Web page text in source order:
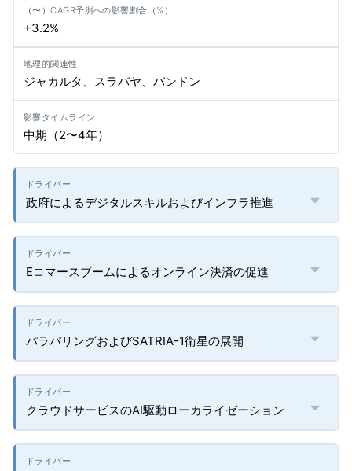
+3.2%
ジャカルタ、スラバヤ、バンドン
中期（2〜4年）
政府によるデジタルスキルおよびインフラ推進
Eコマースブームによるオンライン決済の促進
パラパリングおよびSATRIA-1衛星の展開
クラウドサービスのAI駆動ローカライゼーション